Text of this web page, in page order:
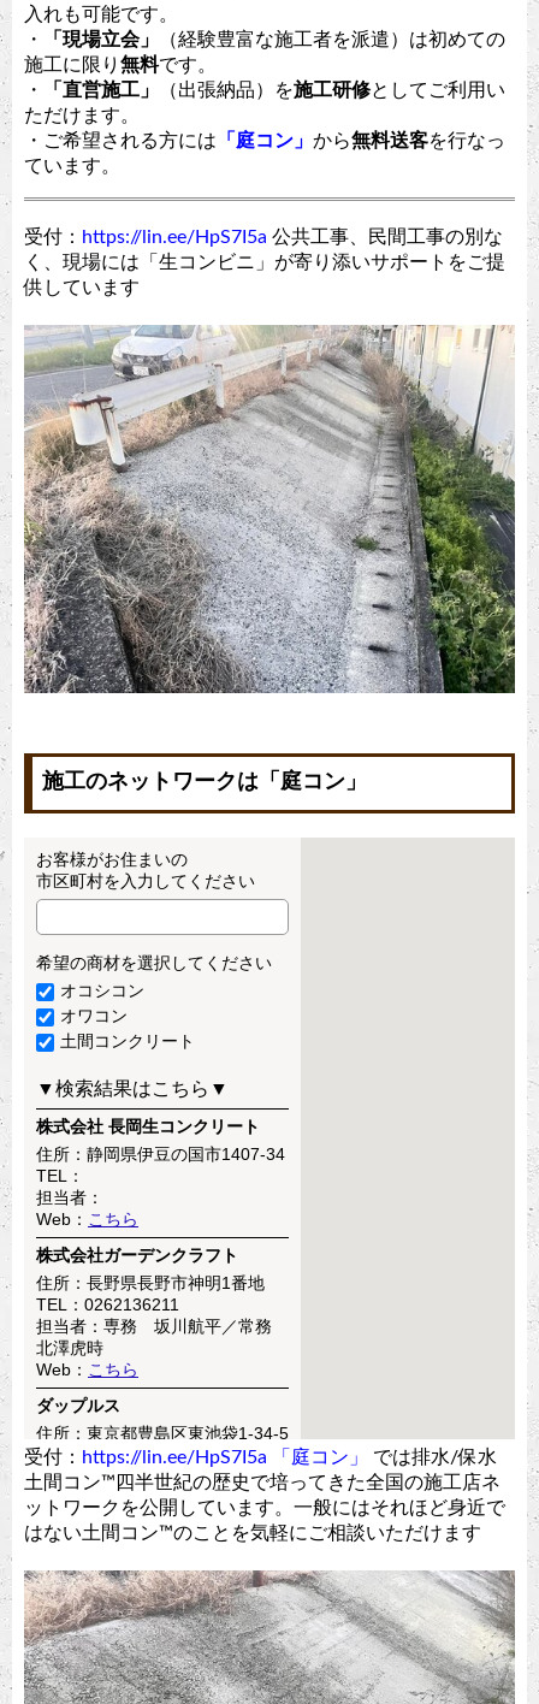
入れも可能です。
・
「現場立会」
（経験豊富な施工者を派遣）は初めての
施工に限り 無料です。
・
「直営施工」 （出張納品）を施工研修としてご利用い
ただけます。
・ご希望される方には 「庭コン」 から無料送客を行なっ
ています。
受付： https://lin.ee/HpS7I5a 公共工事、民間工事の別な
く、現場には「生コンビニ」が寄り添いサポートをご提
供しています
施工のネットワークは「庭コン」
受付： https://lin.ee/HpS7I5a 「庭コン」
では排水/保水
土間コン™︎四半世紀の歴史で培ってきた全国の施工店ネ
ットワークを公開しています。一般にはそれほど身近で
はない土間コン™︎のことを気軽にご相談いただけます